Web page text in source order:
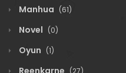
Manhua (61)
Novel (0)
Oyun (1)
Reenkarne (27)